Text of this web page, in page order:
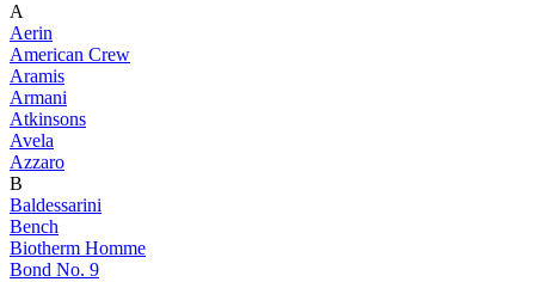
A
Aerin
American Crew
Aramis
Armani
Atkinsons
Avela
Azzaro
B
Baldessarini
Bench
Biotherm Homme
Bond No. 9